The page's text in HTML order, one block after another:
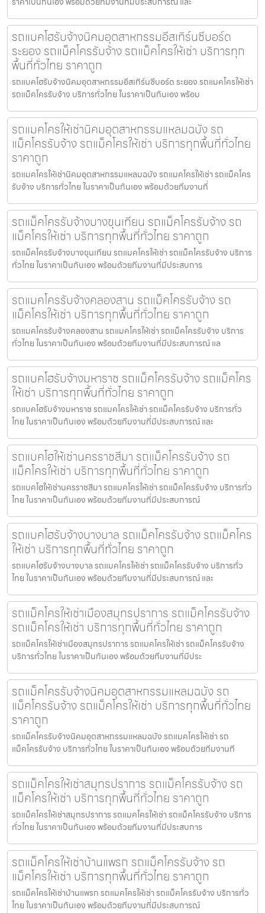
รถแบคโฮรับจ้างนิคมอุตสาหกรรมอีสเทิร์นซีบอร์ด
ระยอง รถแม็คโครรับจ้าง รถแม็คโครให้เช่า บริการทุก
พื้นที่ทั่วไทย ราคาถูก
รถแบคโฮรับจ้างนิคมอุตสาหกรรมอีสเทิร์นซีบอร์ด ระยอง รถแมคโครให้เช่า
รถแม็คโครรับจ้าง บริการทั่วไทย ในราคาเป็นกันเอง พร้อม
รถแมคโครให้เช่านิคมอุตสาหกรรมแหลมฉบัง รถ
แม็คโครรับจ้าง รถแม็คโครให้เช่า บริการทุกพื้นที่ทั่วไทย
ราคาถูก
รถแมคโครให้เช่านิคมอุตสาหกรรมแหลมฉบัง รถแมคโครให้เช่า รถแม็คโคร
รับจ้าง บริการทั่วไทย ในราคาเป็นกันเอง พร้อมด้วยทีมงานที่
รถแม็คโครรับจ้างบางขุนเทียน รถแม็คโครรับจ้าง รถ
แม็คโครให้เช่า บริการทุกพื้นที่ทั่วไทย ราคาถูก
รถแม็คโครรับจ้างบางขุนเทียน รถแมคโครให้เช่า รถแม็คโครรับจ้าง บริการ
ทั่วไทย ในราคาเป็นกันเอง พร้อมด้วยทีมงานที่มีประสบการ
รถแมคโครรับจ้างคลองสาน รถแม็คโครรับจ้าง รถ
แม็คโครให้เช่า บริการทุกพื้นที่ทั่วไทย ราคาถูก
รถแมคโครรับจ้างคลองสาน รถแมคโครให้เช่า รถแม็คโครรับจ้าง บริการ
ทั่วไทย ในราคาเป็นกันเอง พร้อมด้วยทีมงานที่มีประสบการณ์ แล
รถแบคโฮรับจ้างมหาราช รถแม็คโครรับจ้าง รถแม็คโคร
ให้เช่า บริการทุกพื้นที่ทั่วไทย ราคาถูก
รถแบคโฮรับจ้างมหาราช รถแมคโครให้เช่า รถแม็คโครรับจ้าง บริการทั่ว
ไทย ในราคาเป็นกันเอง พร้อมด้วยทีมงานที่มีประสบการณ์ และ
รถแบคโฮให้เช่านครราชสีมา รถแม็คโครรับจ้าง รถ
แม็คโครให้เช่า บริการทุกพื้นที่ทั่วไทย ราคาถูก
รถแบคโฮให้เช่านครราชสีมา รถแมคโครให้เช่า รถแม็คโครรับจ้าง บริการทั่ว
ไทย ในราคาเป็นกันเอง พร้อมด้วยทีมงานที่มีประสบการณ์
รถแบคโฮรับจ้างบางบาล รถแม็คโครรับจ้าง รถแม็คโคร
ให้เช่า บริการทุกพื้นที่ทั่วไทย ราคาถูก
รถแบคโฮรับจ้างบางบาล รถแมคโครให้เช่า รถแม็คโครรับจ้าง บริการทั่ว
ไทย ในราคาเป็นกันเอง พร้อมด้วยทีมงานที่มีประสบการณ์ และ
รถแม็คโครให้เช่าเมืองสมุทรปราการ รถแม็คโครรับจ้าง
รถแม็คโครให้เช่า บริการทุกพื้นที่ทั่วไทย ราคาถูก
รถแม็คโครให้เช่าเมืองสมุทรปราการ รถแมคโครให้เช่า รถแม็คโครรับจ้าง
บริการทั่วไทย ในราคาเป็นกันเอง พร้อมด้วยทีมงานที่มีประ
รถแม็คโครรับจ้างนิคมอุตสาหกรรมแหลมฉบัง รถ
แม็คโครรับจ้าง รถแม็คโครให้เช่า บริการทุกพื้นที่ทั่วไทย
ราคาถูก
รถแม็คโครรับจ้างนิคมอุตสาหกรรมแหลมฉบัง รถแมคโครให้เช่า รถ
แม็คโครรับจ้าง บริการทั่วไทย ในราคาเป็นกันเอง พร้อมด้วยทีมงานที
รถแม็คโครให้เช่าสมุทรปราการ รถแม็คโครรับจ้าง รถ
แม็คโครให้เช่า บริการทุกพื้นที่ทั่วไทย ราคาถูก
รถแม็คโครให้เช่าสมุทรปราการ รถแมคโครให้เช่า รถแม็คโครรับจ้าง บริการ
ทั่วไทย ในราคาเป็นกันเอง พร้อมด้วยทีมงานที่มีประสบการ
รถแม็คโครให้เช่าบ้านแพรก รถแม็คโครรับจ้าง รถ
แม็คโครให้เช่า บริการทุกพื้นที่ทั่วไทย ราคาถูก
รถแม็คโครให้เช่าบ้านแพรก รถแมคโครให้เช่า รถแม็คโครรับจ้าง บริการทั่ว
ไทย ในราคาเป็นกันเอง พร้อมด้วยทีมงานที่มีประสบการณ์